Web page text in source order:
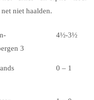
niet haalden.
3
4½-3½
0 – 1